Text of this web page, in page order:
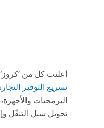
أعلنت كل من ’كروز‘
تسريع التوفير
البرمجيات
تحويل سبل التنقّل